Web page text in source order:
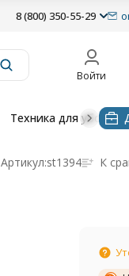
8 (800) 350-55-29
Войти
Техника для уборки
Артикул:st1394 К